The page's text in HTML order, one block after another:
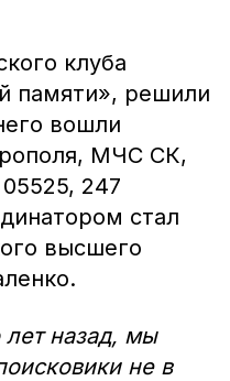
клуба
памяти», решили
вошли
МЧС СК,
247
стал
высшего
лет назад, мы
не в